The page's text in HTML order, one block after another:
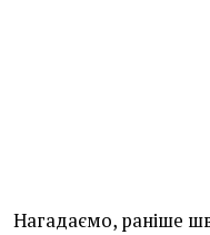
Нагадаємо, раніше